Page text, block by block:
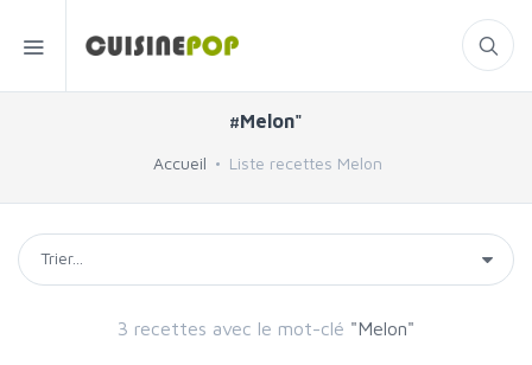
#Melon"
Accueil Liste recettes Melon
3 recettes avec le mot-clé "Melon"